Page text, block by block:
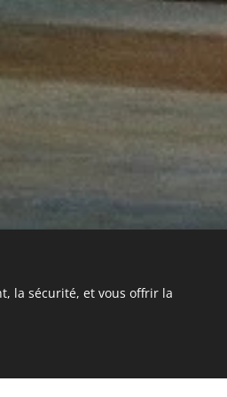
la sécurité, et vous offrir la